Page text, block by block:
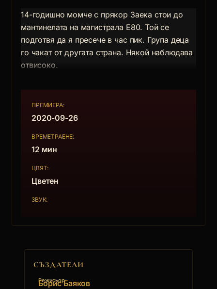
14-годишно момче с прякор Заека стои до
мантинелата на магистрала Е80. Той се
подготвя да я пресече в час пик. Група деца
го чакат от другата страна. Някой наблюдава
отвисоко.
ПРЕМИЕРА:
2020-09-26
ВРЕМЕТРАЕНЕ:
12 мин
ЦВЯТ:
Цветен
ЗВУК:
СЪЗДАТЕЛИ
Режисьор
Борис Баяков